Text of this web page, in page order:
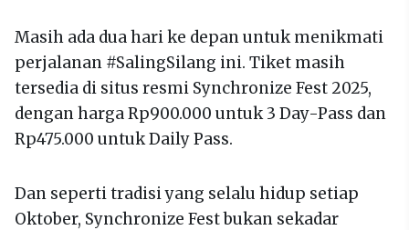
Masih ada dua hari ke depan untuk menikmati
perjalanan #SalingSilang ini. Tiket masih
tersedia di situs resmi Synchronize Fest 2025,
dengan harga Rp900.000 untuk 3 Day-Pass dan
Rp475.000 untuk Daily Pass.
Dan seperti tradisi yang selalu hidup setiap
Oktober, Synchronize Fest bukan sekadar